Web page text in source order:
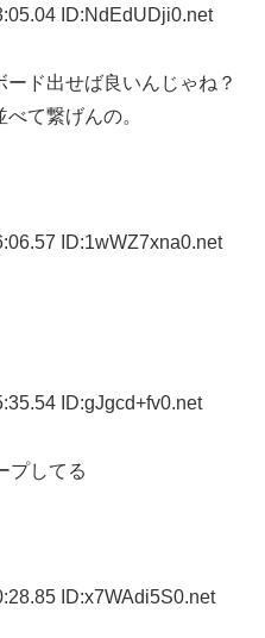
ID:NdEdUDji0.net
ド出せば良いんじゃね？
て繋げんの。
ID:1wWZ7xna0.net
ID:gJgcd+fv0.net
プしてる
ID:x7WAdi5S0.net